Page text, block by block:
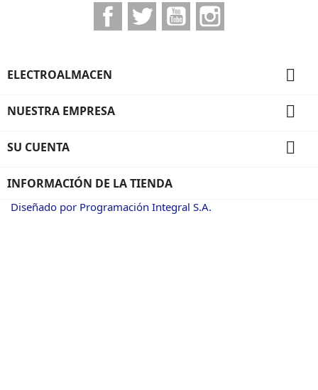
FacebookTwitter YouTube
ELECTROALMACEN 
NUESTRA EMPRESA 
SU CUENTA 
INFORMACIÓN DE LA TIENDA
Diseñado por Programación Integral S.A.